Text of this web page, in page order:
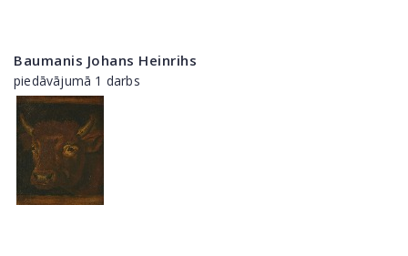
Baumanis Johans Heinrihs
piedāvājumā 1 darbs